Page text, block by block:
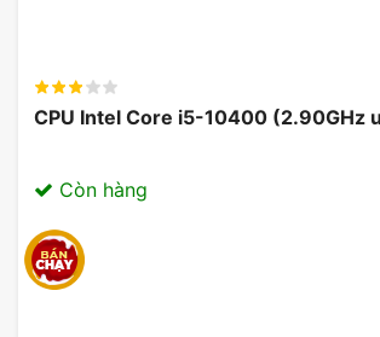
CPU Intel Core i5-10400 (2.90GHz
Còn hàng